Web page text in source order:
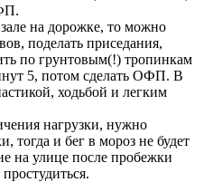
на дорожке, то можно
поделать приседания,
по грунтовым(!) тропинкам
5, потом сделать ОФП. В
ходьбой и легким
нагрузки, нужно
тогда и бег в мороз не будет
на улице после пробежки